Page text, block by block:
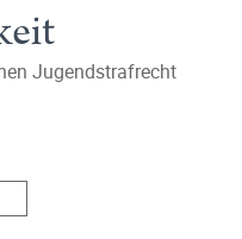
Jugendstrafrecht